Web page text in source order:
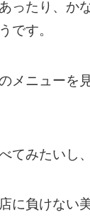
ったり、か
です。
メニューを
てみたいし、
に負けない